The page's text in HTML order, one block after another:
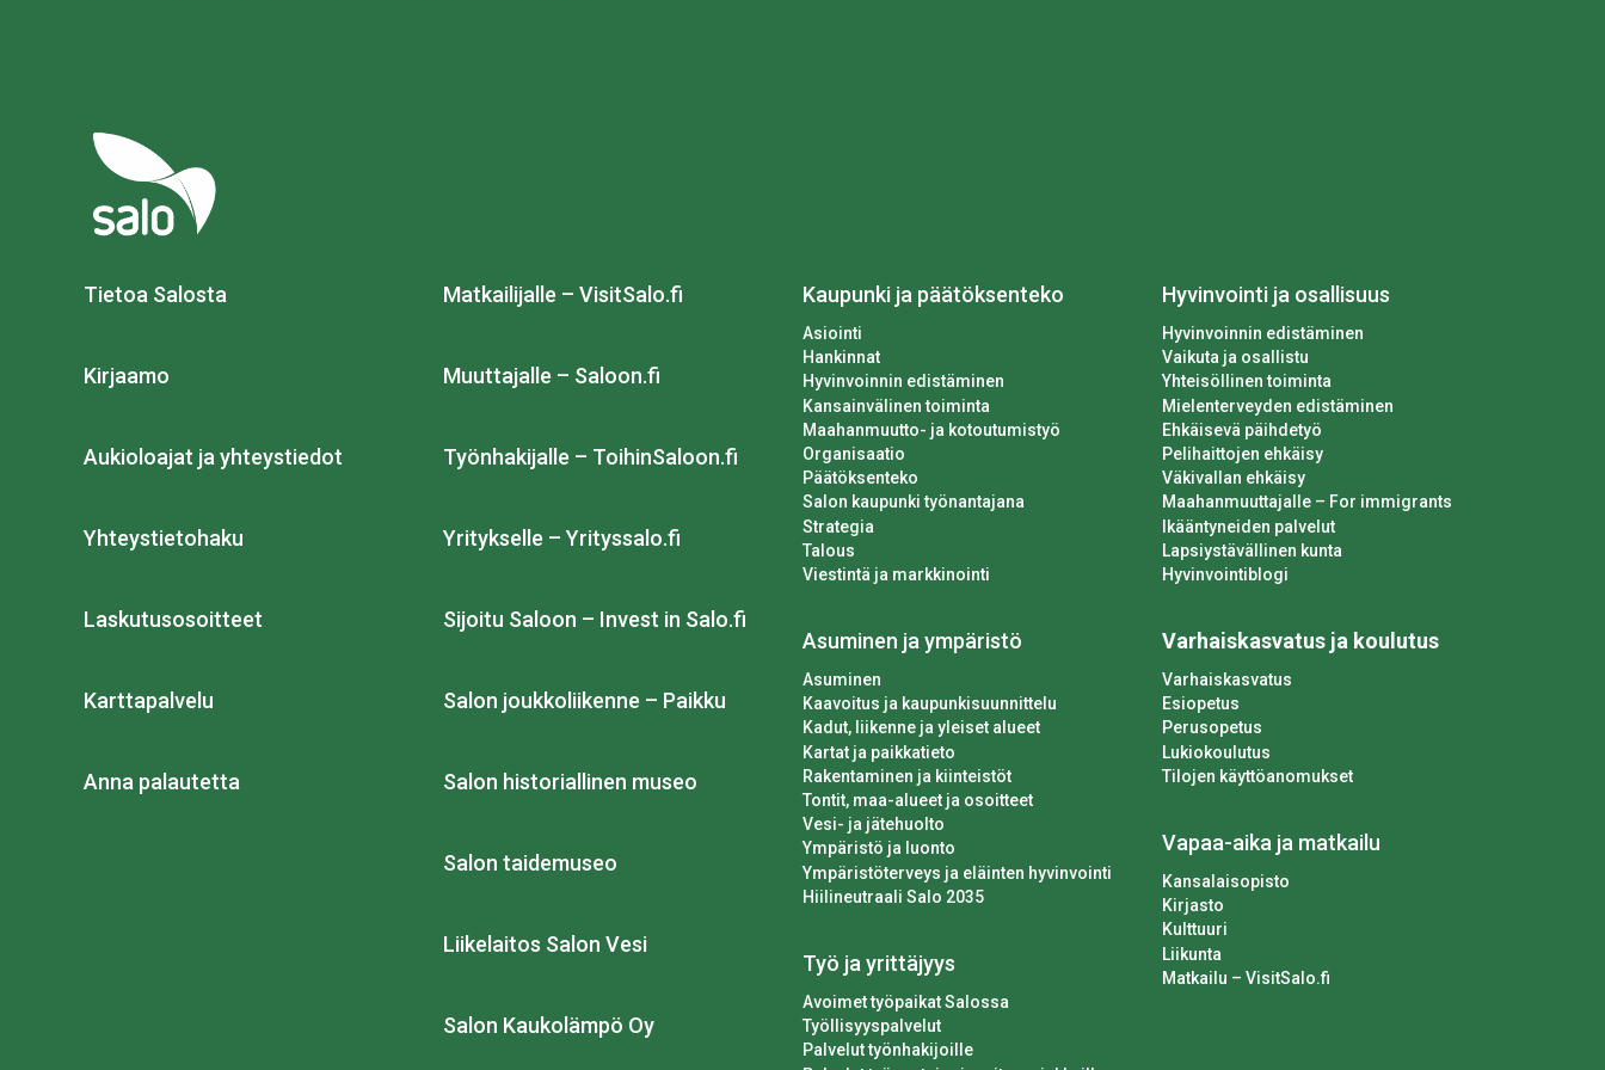
Tietoa Salosta
Kirjaamo
Aukioloajat ja yhteystiedot
Yhteystietohaku
Laskutusosoitteet
Karttapalvelu
Anna palautetta
Matkailijalle – VisitSalo.fi
Muuttajalle – Saloon.fi
Työnhakijalle – ToihinSaloon.fi
Yritykselle – Yrityssalo.fi
Sijoitu Saloon – Invest in Salo.fi
Salon joukkoliikenne – Paikku
Salon historiallinen museo
Salon taidemuseo
Liikelaitos Salon Vesi
Salon Kaukolämpö Oy
Kaupunki ja päätöksenteko
Asiointi
Hankinnat
Hyvinvoinnin edistäminen
Kansainvälinen toiminta
Maahanmuutto- ja kotoutumistyö
Organisaatio
Päätöksenteko
Salon kaupunki työnantajana
Strategia
Talous
Viestintä ja markkinointi
Asuminen ja ympäristö
Asuminen
Kaavoitus ja kaupunkisuunnittelu
Kadut, liikenne ja yleiset alueet
Kartat ja paikkatieto
Rakentaminen ja kiinteistöt
Tontit, maa-alueet ja osoitteet
Vesi- ja jätehuolto
Ympäristö ja luonto
Ympäristöterveys ja eläinten hyvinvointi
Hiilineutraali Salo 2035
Työ ja yrittäjyys
Avoimet työpaikat Salossa
Työllisyyspalvelut
Palvelut työnhakijoille
Hyvinvointi ja osallisuus
Hyvinvoinnin edistäminen
Vaikuta ja osallistu
Yhteisöllinen toiminta
Mielenterveyden edistäminen
Ehkäisevä päihdetyö
Pelihaittojen ehkäisy
Väkivallan ehkäisy
Maahanmuuttajalle – For immigrants
Ikääntyneiden palvelut
Lapsiystävällinen kunta
Hyvinvointiblogi
Varhaiskasvatus ja koulutus
Varhaiskasvatus
Esiopetus
Perusopetus
Lukiokoulutus
Tilojen käyttöanomukset
Vapaa-aika ja matkailu
Kansalaisopisto
Kirjasto
Kulttuuri
Liikunta
Matkailu – VisitSalo.fi